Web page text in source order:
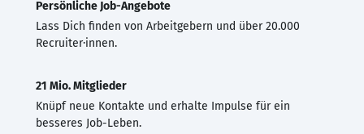
Persönliche Job-Angebote
Lass Dich finden von Arbeitgebern und über 20.000
Recruiter·innen.
21 Mio. Mitglieder
Knüpf neue Kontakte und erhalte Impulse für ein
besseres Job-Leben.